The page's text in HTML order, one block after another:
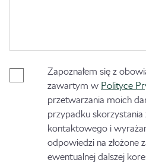
Zapoznałem się z
zawartym w Polityce
przetwarzania moich
przypadku skorzystania
kontaktowego i
odpowiedzi na złożone
ewentualnej dalszej